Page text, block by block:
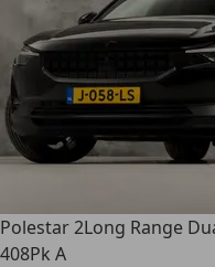
Polestar 2Long Range
408Pk A